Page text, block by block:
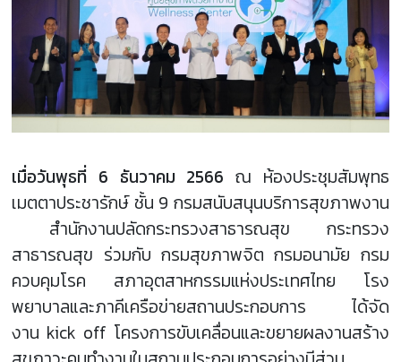
เมื่อวันพุธที่ 6 ธันวาคม 2566ณ ห้องประชุมสัมพุทธ
เมตตาประชารักษ์ ชั้น 9 กรมสนับสนุนบริการสุขภาพงาน
สำนักงานปลัดกระทรวงสาธารณสุข กระทรวง
สาธารณสุข ร่วมกับ กรมสุขภาพจิต กรมอนามัย กรม
ควบคุมโรค สภาอุตสาหกรรมแห่งประเทศไทย โรง
พยาบาลและภาคีเครือข่ายสถานประกอบการ ได้จัด
งาน kick off โครงการขับเคลื่อนและขยายผลงานสร้าง